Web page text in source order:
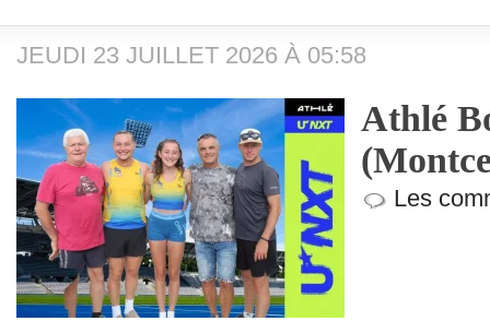
JEUDI 23 JUILLET 2026 À 05:58
Athlé
Les